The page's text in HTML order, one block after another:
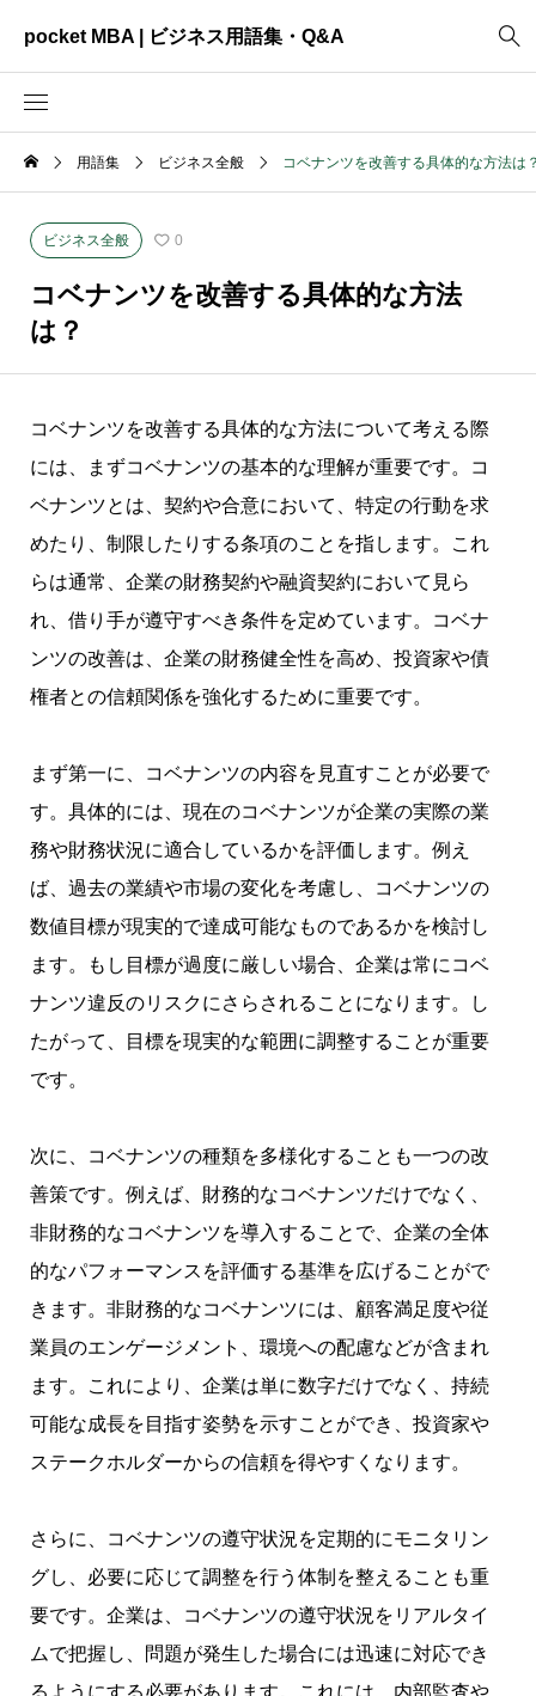
pocket MBA | ビジネス用語集・Q&A
ビジネス全般 2465
資料作成
創業計画
コンサルティング
用語集 ビジネス全般 コベナンツを改善する具体的な方法は
ビジネス全般 0
コベナンツを改善する具体的な方法
は？
コベナンツを改善する具体的な方法について考える際
には、まずコベナンツの基本的な理解が重要です。コ
ベナンツとは、契約や合意において、特定の行動を求
めたり、制限したりする条項のことを指します。これ
らは通常、企業の財務契約や融資契約において見ら
れ、借り手が遵守すべき条件を定めています。コベナ
ンツの改善は、企業の財務健全性を高め、投資家や債
権者との信頼関係を強化するために重要です。
まず第一に、コベナンツの内容を見直すことが必要で
す。具体的には、現在のコベナンツが企業の実際の業
務や財務状況に適合しているかを評価します。例え
ば、過去の業績や市場の変化を考慮し、コベナンツの
数値目標が現実的で達成可能なものであるかを検討し
ます。もし目標が過度に厳しい場合、企業は常にコベ
ナンツ違反のリスクにさらされることになります。し
たがって、目標を現実的な範囲に調整することが重要
です。
次に、コベナンツの種類を多様化することも一つの改
善策です。例えば、財務的なコベナンツだけでなく、
非財務的なコベナンツを導入することで、企業の全体
的なパフォーマンスを評価する基準を広げることがで
きます。非財務的なコベナンツには、顧客満足度や従
業員のエンゲージメント、環境への配慮などが含まれ
ます。これにより、企業は単に数字だけでなく、持続
可能な成長を目指す姿勢を示すことができ、投資家や
ステークホルダーからの信頼を得やすくなります。
さらに、コベナンツの遵守状況を定期的にモニタリン
グし、必要に応じて調整を行う体制を整えることも重
要です。企業は、コベナンツの遵守状況をリアルタイ
ムで把握し、問題が発生した場合には迅速に対応でき